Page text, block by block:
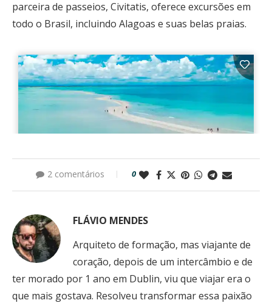
parceira de passeios, Civitatis, oferece excursões em
todo o Brasil, incluindo Alagoas e suas belas praias.
2 comentários 0
FLÁVIO MENDES
Arquiteto de formação, mas viajante de
coração, depois de um intercâmbio e de
ter morado por 1 ano em Dublin, viu que viajar era o
que mais gostava. Resolveu transformar essa paixão